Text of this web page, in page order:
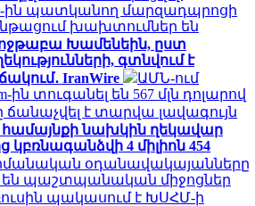
ին պատկանող մարզադպրոցի
խախտումներ են
Խամենեին, ըստ
գտնվում է
IranWire
ԱՄՆ-ում
ին տուգանել են 567 մլն դոլարով
է տարվա լավագույն
նախկին ղեկավար
կբռնագանձվի 4 միլիոն 454
օդանավակայանները
պաշտպանական միջոցներ
պակասում է ԽՍՀՄ-ի